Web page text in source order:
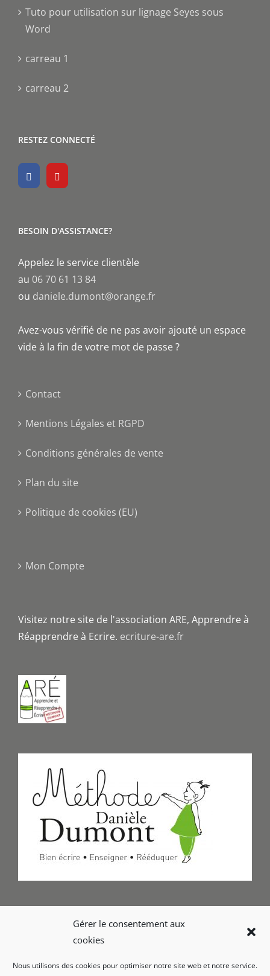
Gérer le consentement aux
cookies
Nous utilisons des cookies pour optimiser notre site web et notre service.
Tuto pour utilisation sur lignage Seyes sous
Word
carreau 1
carreau 2
RESTEZ CONNECTÉ
BESOIN D'ASSISTANCE?
Appelez le service clientèle
au 06 70 61 13 84
ou daniele.dumont@orange.fr
Avez-vous vérifié de ne pas avoir ajouté un espace
vide à la fin de votre mot de passe ?
Contact
Mentions Légales et RGPD
Conditions générales de vente
Plan du site
Politique de cookies (EU)
Mon Compte
Visitez notre site de l'association ARE, Apprendre à
Réapprendre à Ecrire. ecriture-are.fr
Formulaire de Contact